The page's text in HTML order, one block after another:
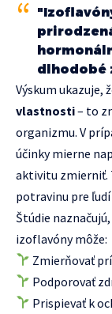
dlhodobé
Výskum ukazuje,
vlastnosti– to
organizmu. V
účinky mierne
aktivitu zmierniť.
potravinu pre
Štúdie
izoflavóny môže:
Zmierňovať
Podporovať
Prispievať k